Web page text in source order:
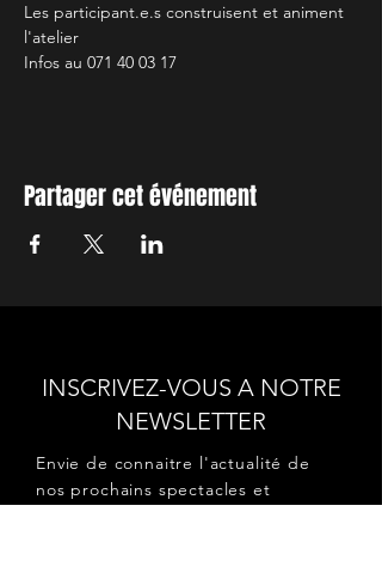
Les participant.e.s construisent et animent
l'atelier
Infos au 071 40 03 17
Partager cet événement
INSCRIVEZ-VOUS A NOTRE
NEWSLETTER
Envie de connaitre l'actualité de
nos prochains spectacles et